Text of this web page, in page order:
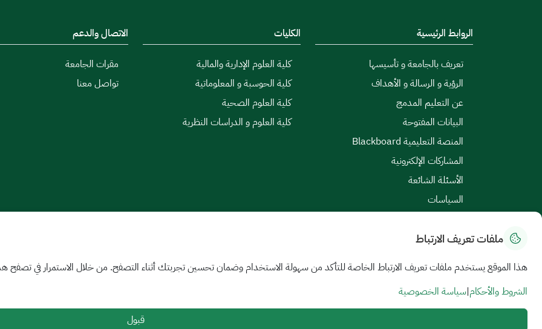
الروابط الرئيسية
تعريف بالجامعة و تأسيسها
الرؤية و الرسالة و الأهداف
عن التعليم المدمج
البيانات المفتوحة
المنصة التعليمية Blackboard
المشاركات الإلكترونية
الأسئلة الشائعة
السياسات
الكليات
كلية العلوم الإدارية والمالية
كلية الحوسبة و المعلوماتية
كلية العلوم الصحية
كلية العلوم و الدراسات النظرية
الاتصال والدعم
مقرات الجامعة
تواصل معنا
خريطة الموقع الشروط والأحكام | سياسة الخصوصية اتفاقية مستوى الخدمة
جميع الحقوق محفوظة للجامعة السعودية الإلكترونية © 2026
تم تطويره وصيانته بواسطة الجامعة السعودية الإلكترونية
ملفات تعريف الارتباط
هذا الموقع يستخدم ملفات تعريف الارتباط الخاصة للتأكد من سهولة الاستخدام وضمان تحسين تجربتك أثناء التصفح. من خلال الاستمرار في تصفح
الشروط والأحكام|سياسة الخصوصية
قبول